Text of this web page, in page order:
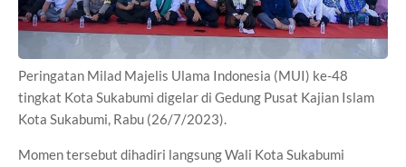
Peringatan Milad Majelis Ulama Indonesia (MUI) ke-48
tingkat Kota Sukabumi digelar di Gedung Pusat Kajian Islam
Kota Sukabumi, Rabu (26/7/2023).
Momen tersebut dihadiri langsung Wali Kota Sukabumi